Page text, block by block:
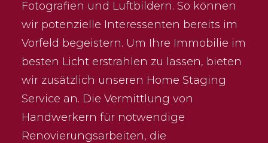
Fotografien und Luftbildern. So können
wir potenzielle Interessenten bereits im
Vorfeld begeistern. Um Ihre Immobilie im
besten Licht erstrahlen zu lassen, bieten
wir zusätzlich unseren Home Staging
Service an. Die Vermittlung von
Handwerkern für notwendige
Renovierungsarbeiten, die